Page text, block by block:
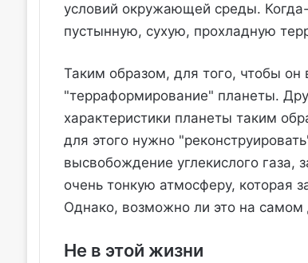
условий окружающей среды.
пустынную, сухую, прохладную
Таким образом, для того, чтобы он
"терраформирование" планеты.
характеристики планеты таким
для этого нужно
высвобождение углекислого газа,
очень тонкую атмосферу, которая
Однако, возможно ли это на самом
Не в этой жизни